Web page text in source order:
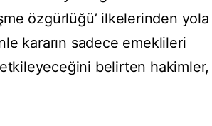
özgürlüğü’ ilkelerinden yola
kararın sadece emeklileri
belirten hakimler,